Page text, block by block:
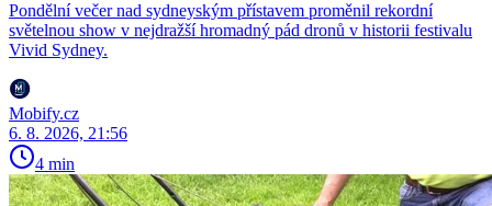
Pondělní večer nad sydneyským přístavem proměnil rekordní
světelnou show v nejdražší hromadný pád dronů v historii festivalu
Vivid Sydney.
Mobify.cz
6. 8. 2026, 21:56
4 min